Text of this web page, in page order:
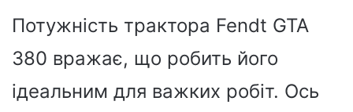
Потужність трактора Fendt GTA
380 вражає, що робить його
ідеальним для важких робіт. Ось